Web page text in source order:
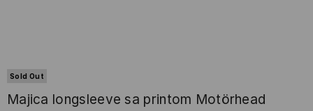
Sold Out
Majica longsleeve sa printom Motörhead